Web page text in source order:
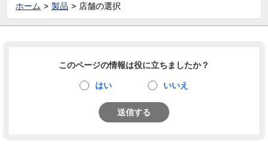
ホーム 製品 店舗の選択
このページの情報は役に立ちましたか？
はい いいえ
送信する